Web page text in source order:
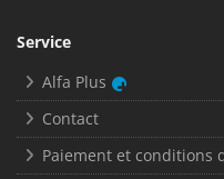
Service
Alfa Plus
Contact
Paiement et conditions